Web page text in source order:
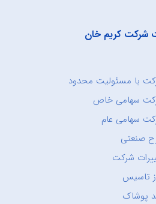
شرکت کریم خان
با مسئولیت محدود
سهامی خاص
سهامی عام
صنعتی
شرکت
تاسیس
پوشاک